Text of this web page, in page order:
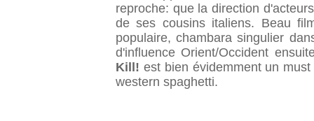
reproche: que la direction
de ses cousins italiens. Beau
populaire, chambara singulier
d'influence Orient/Occident
Kill! est bien évidemment un
western spaghetti.